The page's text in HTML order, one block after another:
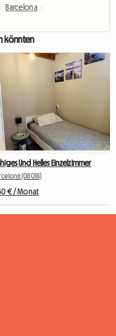
› Barcelona ›
könnten
Und Helles Einzelzimmer
(08018)
€ / Monat